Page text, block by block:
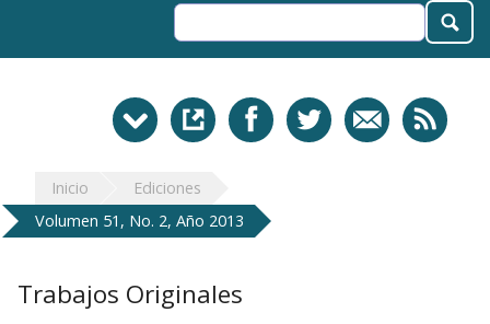
Inicio
Ediciones
Volumen 51, No. 2, Año 2013
Trabajos Originales